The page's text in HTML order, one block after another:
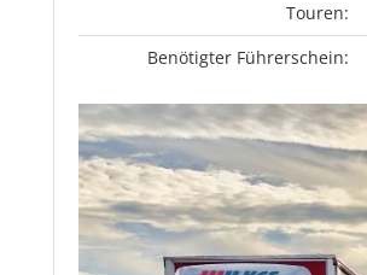
Touren:
Benötigter Führerschein: